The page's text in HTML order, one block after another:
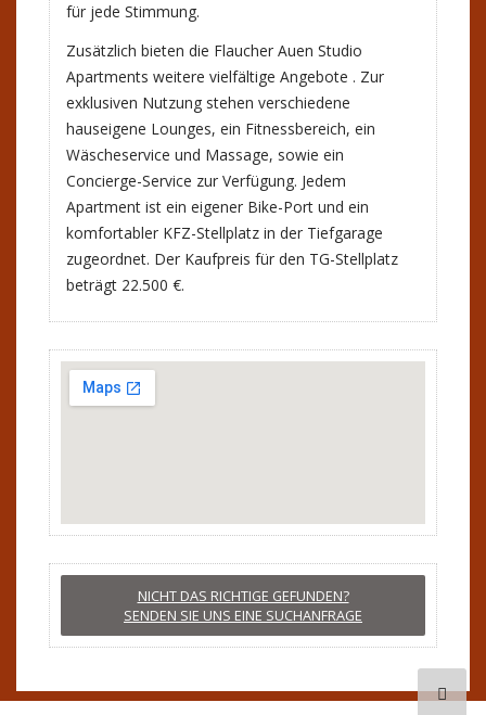
für jede Stimmung.
Zusätzlich bieten die Flaucher Auen Studio
Apartments weitere vielfältige Angebote . Zur
exklusiven Nutzung stehen verschiedene
hauseigene Lounges, ein Fitnessbereich, ein
Wäscheservice und Massage, sowie ein
Concierge-Service zur Verfügung. Jedem
Apartment ist ein eigener Bike-Port und ein
komfortabler KFZ-Stellplatz in der Tiefgarage
zugeordnet. Der Kaufpreis für den TG-Stellplatz
beträgt 22.500 €.
NICHT DAS RICHTIGE GEFUNDEN?
SENDEN SIE UNS EINE SUCHANFRAGE